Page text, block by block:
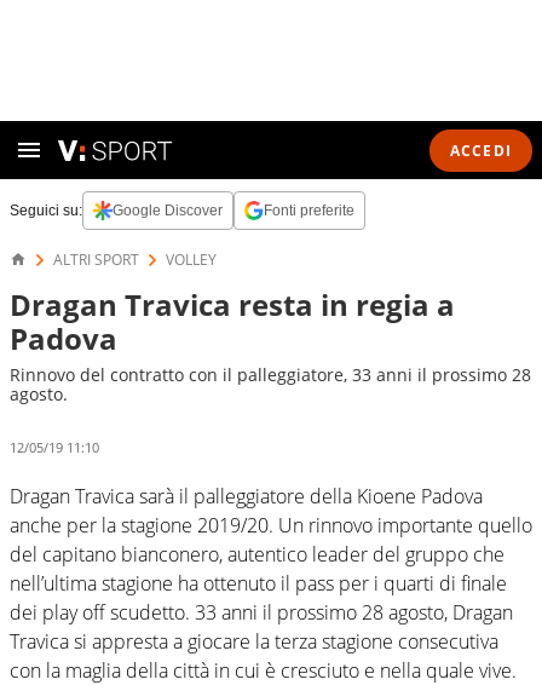
ACCEDI
Seguici su: Google Discover Fonti preferite
ALTRI SPORT VOLLEY
Dragan Travica resta in regia a
Padova
Rinnovo del contratto con il palleggiatore, 33 anni il prossimo 28
agosto.
12/05/19 11:10
Dragan Travica sarà il palleggiatore della Kioene Padova
anche per la stagione 2019/20. Un rinnovo importante quello
del capitano bianconero, autentico leader del gruppo che
nell’ultima stagione ha ottenuto il pass per i quarti di finale
dei play off scudetto. 33 anni il prossimo 28 agosto, Dragan
Travica si appresta a giocare la terza stagione consecutiva
con la maglia della città in cui è cresciuto e nella quale vive.